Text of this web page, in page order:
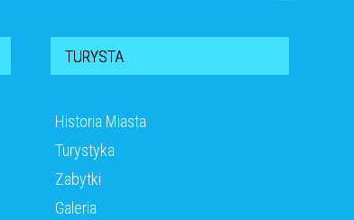
TURYSTA
Historia Miasta
Turystyka
Zabytki
Galeria